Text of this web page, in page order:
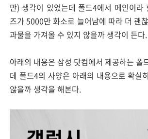
만) 생각이 있었는데 폴드4에서 메인이라
즈가 5000만 화소로 늘어남에 따라 더 괜
과물을 가져올 수 있지 않을까 생각이 든다.
아래의 내용은 삼성 닷컴에서 제공하는 폴
데 폴드4의 사양은 아래의 내용으로 확실
않을까 생각을 해본다.